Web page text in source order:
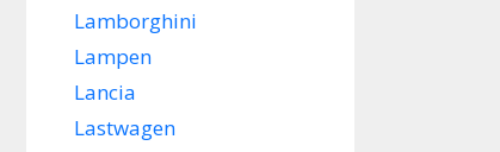
Lamborghini
Lampen
Lancia
Lastwagen